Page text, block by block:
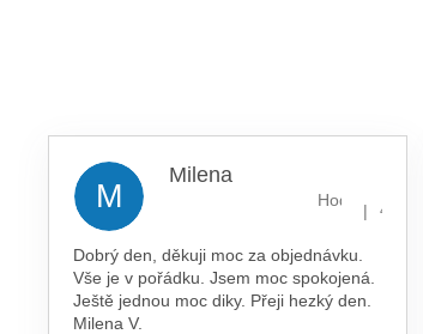
M
Milena
Hodnocení
|
Dobrý den, děkuji moc za objednávku.
Vše je v pořádku. Jsem moc spokojená.
Ještě jednou moc diky. Přeji hezký den.
Milena V.